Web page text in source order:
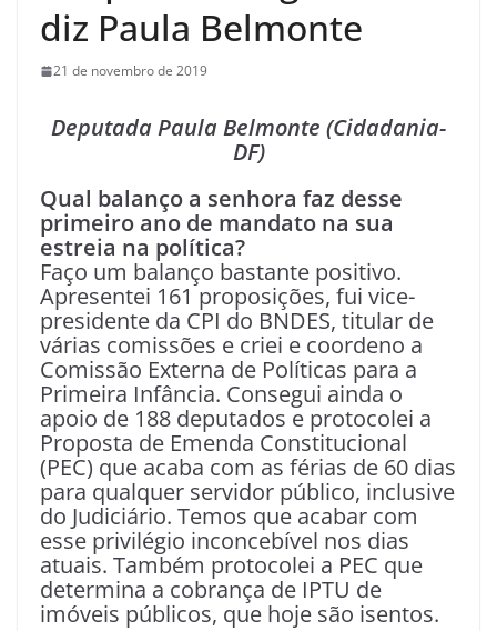
diz Paula Belmonte
21 de novembro de 2019
Deputada Paula Belmonte (Cidadania-
DF)
Qual balanço a senhora faz desse
primeiro ano de mandato na sua
estreia na política?
Faço um balanço bastante positivo.
Apresentei 161 proposições, fui vice-
presidente da CPI do BNDES, titular de
várias comissões e criei e coordeno a
Comissão Externa de Políticas para a
Primeira Infância. Consegui ainda o
apoio de 188 deputados e protocolei a
Proposta de Emenda Constitucional
(PEC) que acaba com as férias de 60 dias
para qualquer servidor público, inclusive
do Judiciário. Temos que acabar com
esse privilégio inconcebível nos dias
atuais. Também protocolei a PEC que
determina a cobrança de IPTU de
imóveis públicos, que hoje são isentos.